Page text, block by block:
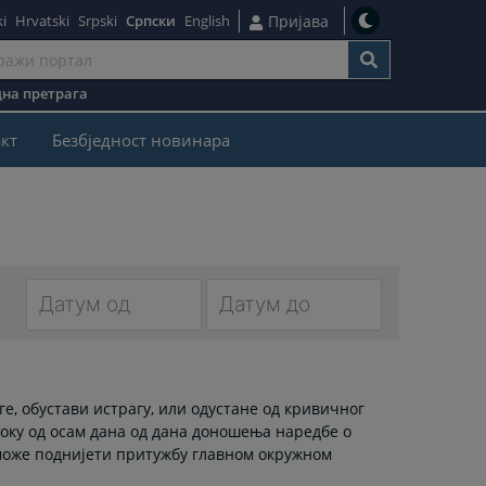
Hrvatski Srpski Српски English Пријава
претрага
Безбjедност новинара
interact
with
the
interact
with
the
обустави истрагу, или одустане од кривичног
од осам дана од дана доношења наредбе о
поднијети притужбу главном окружном